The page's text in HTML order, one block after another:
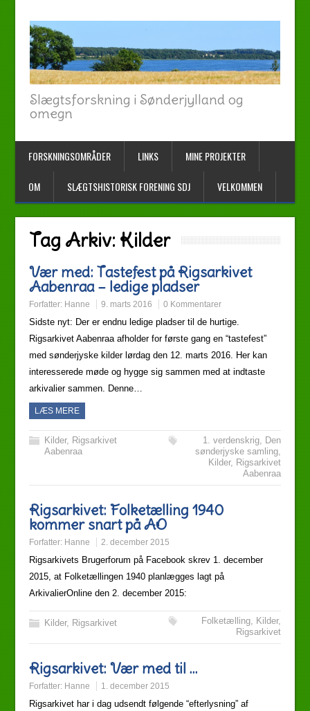
Slægtsforskning i Sønderjylland og
omegn
FORSKNINGSOMRÅDER LINKS MINE PROJEKTER
OM SLÆGTSHISTORISK FORENING SDJ VELKOMMEN
Tag Arkiv: Kilder
Vær med: Tastefest på Rigsarkivet
Aabenraa – ledige pladser
Forfatter: Hanne 9. marts 2016 0 Kommentarer
Sidste nyt: Der er endnu ledige pladser til de hurtige.
Rigsarkivet Aabenraa afholder for første gang en “tastefest”
med sønderjyske kilder lørdag den 12. marts 2016. Her kan
interesserede møde og hygge sig sammen med at indtaste
arkivalier sammen. Denne…
LÆS MERE
Kilder, Rigsarkivet
Aabenraa
1. verdenskrig,
Den
sønderjyske samling,
Kilder, Rigsarkivet
Aabenraa
Rigsarkivet: Folketælling 1940
kommer snart på AO
Forfatter: Hanne 2. december 2015
Rigsarkivets Brugerforum på Facebook skrev 1. december
2015, at Folketællingen 1940 planlægges lagt på
ArkivalierOnline den 2. december 2015:
Kilder, Rigsarkivet Folketælling, Kilder,
Rigsarkivet
Rigsarkivet: Vær med til …
Forfatter: Hanne 1. december 2015
Rigsarkivet har i dag udsendt følgende “efterlysning” af